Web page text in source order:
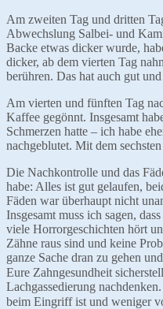
Am zweiten Tag und dritten
Abwechslung Salbei- und
Backe etwas dicker wurde,
dicker, ab dem vierten Tag
berühren. Das hat auch gut
Am vierten und fünften Tag
Kaffee gegönnt. Insgesamt
Schmerzen hatte – ich habe
nachgeblutet. Mit dem
Die Nachkontrolle und das
habe: Alles ist gut gelaufen,
Fäden war überhaupt nicht
Insgesamt muss ich sagen,
viele Horrorgeschichten hört
Zähne raus sind und keine
ganze Sache dran zu gehen
Eure Zahngesundheit
Lachgassedierung
beim Eingriff ist und weniger